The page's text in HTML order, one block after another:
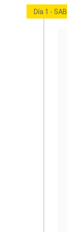
Día 1 - SAB.